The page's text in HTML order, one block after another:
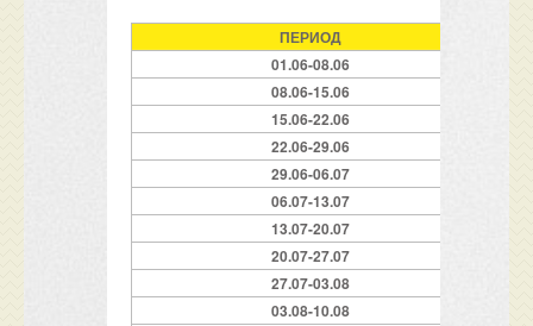
ПЕРИОД
01.06-08.06
08.06-15.06
15.06-22.06
22.06-29.06
29.06-06.07
06.07-13.07
13.07-20.07
20.07-27.07
27.07-03.08
03.08-10.08